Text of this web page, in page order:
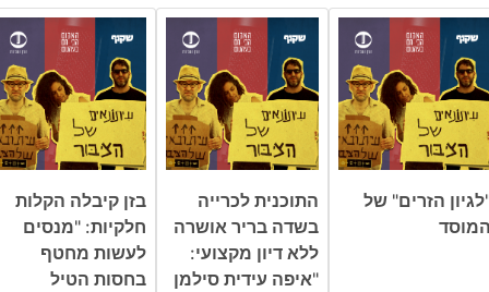
הזרים" של
התוכנית לכרייה
בשדה בריר אושרה
ללא דיון מקצועי:
"איפה עידית סילמן
בזן קיבלה הקלות
חלקיות: "מנסים
לעשות מחטף
בחסות הטיל